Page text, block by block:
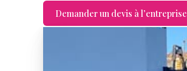
Demander un devis à l’entreprise